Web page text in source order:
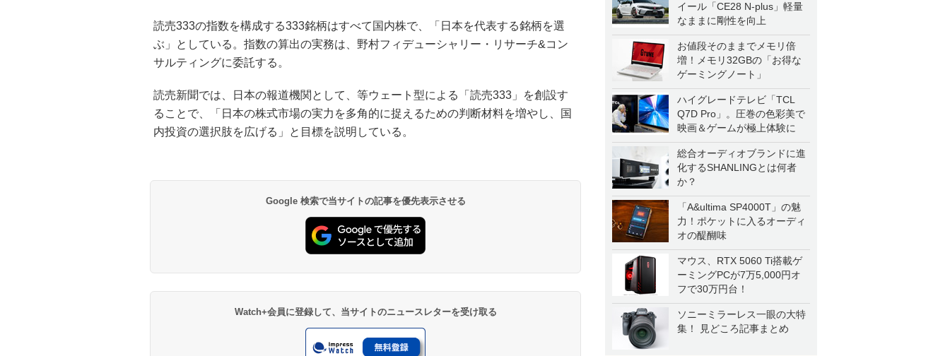
イール「CE28 N-plus」軽量
なままに剛性を向上
お値段そのままでメモリ倍
増！メモリ32GBの「お得な
ゲーミングノート」
ハイグレードテレビ「TCL
Q7D Pro」。圧巻の色彩美で
映画＆ゲームが極上体験に
総合オーディオブランドに進
化するSHANLINGとは何者
か？
「A&ultima SP4000T」の魅
力！ポケットに入るオーディ
オの醍醐味
マウス、RTX 5060 Ti搭載ゲ
ーミングPCが7万5,000円オ
フで30万円台！
ソニーミラーレス一眼の大特
集！ 見どころ記事まとめ
読売333の指数を構成する333銘柄はすべて国内株で、「日本を代表する銘柄を選
ぶ」としている。指数の算出の実務は、野村フィデューシャリー・リサーチ&コン
サルティングに委託する。
読売新聞では、日本の報道機関として、等ウェート型による「読売333」を創設す
ることで、「日本の株式市場の実力を多角的に捉えるための判断材料を増やし、国
内投資の選択肢を広げる」と目標を説明している。
Google 検索で当サイトの記事を優先表示させる
Watch+会員に登録して、当サイトのニュースレターを受け取る